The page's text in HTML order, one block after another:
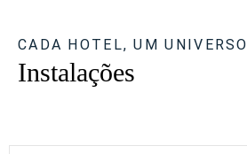
CADA HOTEL, UM UNIVERSO
Instalações